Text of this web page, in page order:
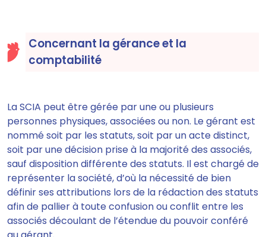
Concernant la gérance et la
comptabilité
La SCIA peut être gérée par une ou plusieurs
personnes physiques, associées ou non. Le gérant est
nommé soit par les statuts, soit par un acte distinct,
soit par une décision prise à la majorité des associés,
sauf disposition différente des statuts. Il est chargé de
représenter la société, d’où la nécessité de bien
définir ses attributions lors de la rédaction des statuts
afin de pallier à toute confusion ou conflit entre les
associés découlant de l’étendue du pouvoir conféré